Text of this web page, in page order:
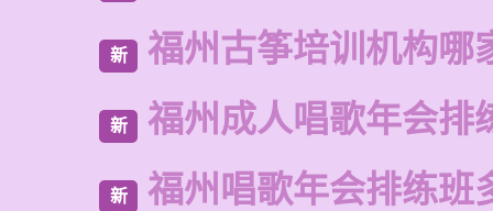
新 福州古筝培训机构哪
新 福州成人唱歌年会排
新 福州唱歌年会排练班